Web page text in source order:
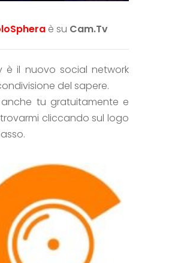
è su Cam.Tv
è il nuovo social network
del sapere.
anche tu gratuitamente e
cliccando sul logo